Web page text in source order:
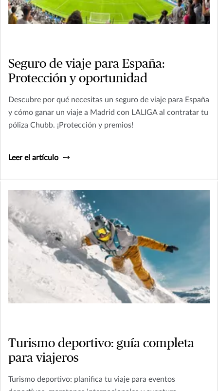
Seguro de viaje para España:
Protección y oportunidad
Descubre por qué necesitas un seguro de viaje para España
y cómo ganar un viaje a Madrid con LALIGA al contratar tu
póliza Chubb. ¡Protección y premios!
Leer el artículo
Turismo deportivo: guía completa
para viajeros
Turismo deportivo: planifica tu viaje para eventos